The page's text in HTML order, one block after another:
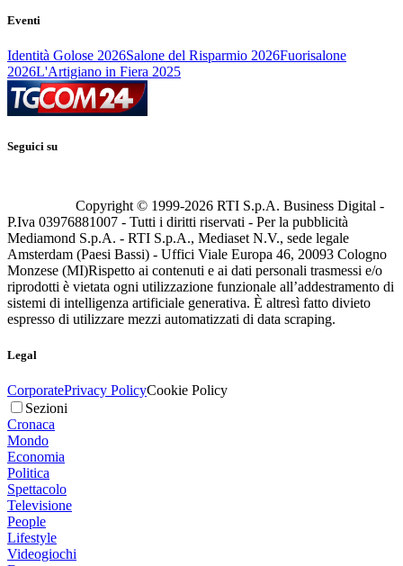
Eventi
Identità Golose 2026Salone del Risparmio 2026Fuorisalone
2026L'Artigiano in Fiera 2025
Seguici su
Copyright © 1999-2026 RTI S.p.A. Business Digital -
P.Iva 03976881007 - Tutti i diritti riservati - Per la pubblicità
Mediamond S.p.A. - RTI S.p.A., Mediaset N.V., sede legale
Amsterdam (Paesi Bassi) - Uffici Viale Europa 46, 20093 Cologno
Monzese (MI)Rispetto ai contenuti e ai dati personali trasmessi e/o
riprodotti è vietata ogni utilizzazione funzionale all’addestramento di
sistemi di intelligenza artificiale generativa. È altresì fatto divieto
espresso di utilizzare mezzi automatizzati di data scraping.
Legal
CorporatePrivacy PolicyCookie Policy
Sezioni
Cronaca
Mondo
Economia
Politica
Spettacolo
Televisione
People
Lifestyle
Videogiochi